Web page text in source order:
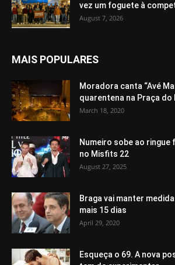
vez um foguete à
August 7, 2026
MAIS POPULARES
Moradora canta “Avé
quarentena na Praça do
March 18, 2020
Numeiro sobe ao ringue
no Misfits 22
August 27, 2025
Braga vai manter
mais 15 dias
April 29, 2020
Esqueça o 69. A nova